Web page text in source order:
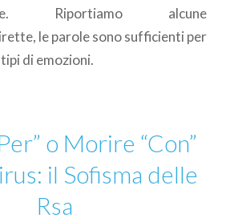
Riportiamo alcune
le parole sono sufficienti per
di emozioni.
o Morire “Con”
il Sofisma delle
Rsa